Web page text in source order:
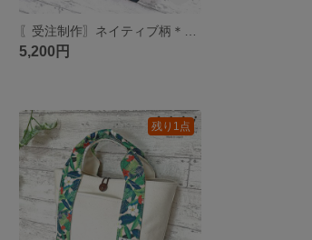
5,200円
残り1点